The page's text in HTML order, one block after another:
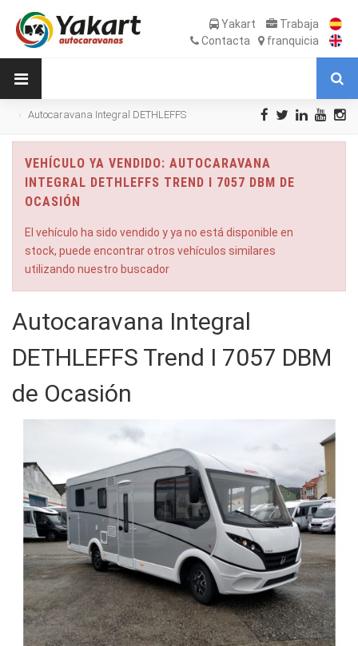
Yakart
Trabaja
Contacta
franquicia
Autocaravana Integral DETHLEFFS
VEHÍCULO YA VENDIDO: AUTOCARAVANA
INTEGRAL DETHLEFFS TREND I 7057 DBM DE
OCASIÓN
El vehículo ha sido vendido y ya no está disponible en
stock, puede encontrar otros vehículos similares
utilizando nuestro buscador
Autocaravana Integral
DETHLEFFS Trend I 7057 DBM
de Ocasión